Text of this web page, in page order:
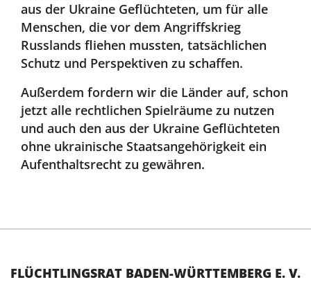
aus der Ukraine Geflüchteten, um für alle
Menschen, die vor dem Angriffskrieg
Russlands fliehen mussten, tatsächlichen
Schutz und Perspektiven zu schaffen.
Außerdem fordern wir die Länder auf, schon
jetzt alle rechtlichen Spielräume zu nutzen
und auch den aus der Ukraine Geflüchteten
ohne ukrainische Staatsangehörigkeit ein
Aufenthaltsrecht zu gewähren.
FLÜCHTLINGSRAT BADEN-WÜRTTEMBERG E. V.